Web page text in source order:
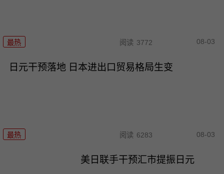
最热 阅读 3772 08-03
日元干预落地 日本进出口贸易格局生变
最热 阅读 6283 08-03
美日联手干预汇市提振日元